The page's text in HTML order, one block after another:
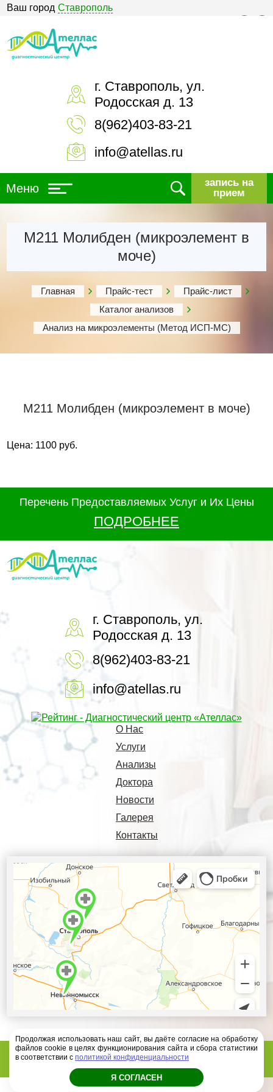
Ваш город Ставрополь
г. Ставрополь, ул.
Родосская д. 13
8(962)403-83-21
info@atellas.ru
Меню
запись на
прием
М211 Молибден (микроэлемент в
моче)
Главная Прайс-тест
Прайс-лист
Каталог анализов
Анализ на микроэлементы (Метод ИСП-МС)
М211 Молибден (микроэлемент в моче)
Цена: 1100 руб.
Перечень Предоставляемых Услуг и Их Цены
ПОДРОБНЕЕ
г. Ставрополь, ул.
Родосская д. 13
8(962)403-83-21
info@atellas.ru
О Нас
Услуги
Анализы
Доктора
Новости
Галерея
Контакты
Диагностический центр Ателлас - 2026 год
Продолжая использовать наш сайт, вы даёте согласие на обработку
файлов cookie в целях функционирования сайта и сбора статистики
в соответствии с политикой конфиденциальности
Я СОГЛАСЕН